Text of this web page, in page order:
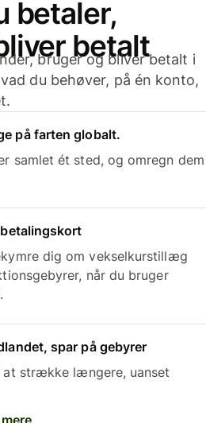
betaler,
betalt
bruger og bliver betalt i
du behøver, på én konto,
på farten globalt.
samlet ét sted, og omregn dem
dig om vekselkurstillæg
når du bruger
spar på gebyrer
at strække længere, uanset